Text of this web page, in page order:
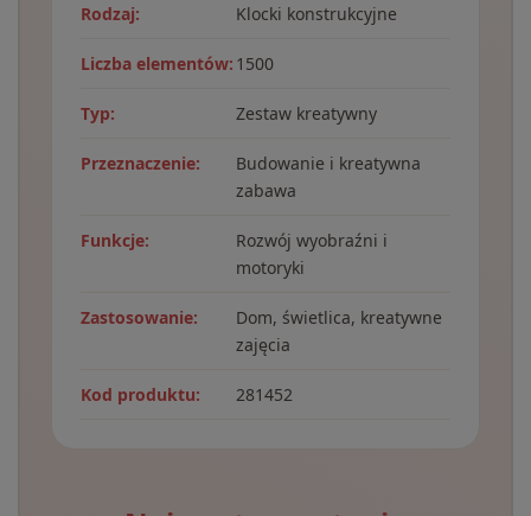
Rodzaj: Klocki konstrukcyjne
Liczba elementów: 1500
Typ: Zestaw kreatywny
Przeznaczenie:
Budowanie i kreatywna
zabawa
Funkcje:
Rozwój wyobraźni i
motoryki
Zastosowanie:
Dom, świetlica, kreatywne
zajęcia
Kod produktu: 281452